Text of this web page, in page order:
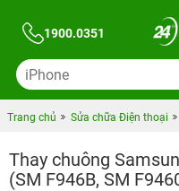
1900.0351
Trang chủ Sửa chữa Điện thoại
Thay chuông
(SM F946B, SM